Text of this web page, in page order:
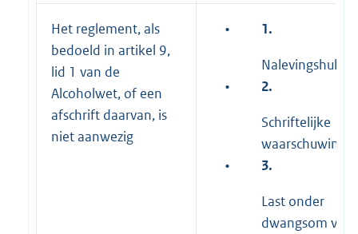
Het reglement, als
bedoeld in artikel 9,
lid 1 van de
Alcoholwet, of een
afschrift daarvan, is
niet aanwezig
• 1.
Nalevingshulp
•
2.
Schriftelijke
waarschuwing
•
3.
Last onder
dwangsom van